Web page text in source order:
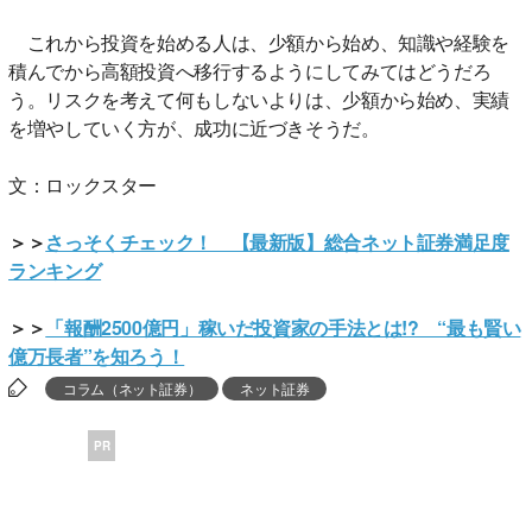
これから投資を始める人は、少額から始め、知識や経験を
積んでから高額投資へ移行するようにしてみてはどうだろ
う。リスクを考えて何もしないよりは、少額から始め、実績
を増やしていく方が、成功に近づきそうだ。
文：ロックスター
＞＞さっそくチェック！ 【最新版】総合ネット証券満足度
ランキング
＞＞ 「報酬2500億円」稼いだ投資家の手法とは!? “最も賢い
億万長者”を知ろう！
コラム（ネット証券） ネット証券
PR